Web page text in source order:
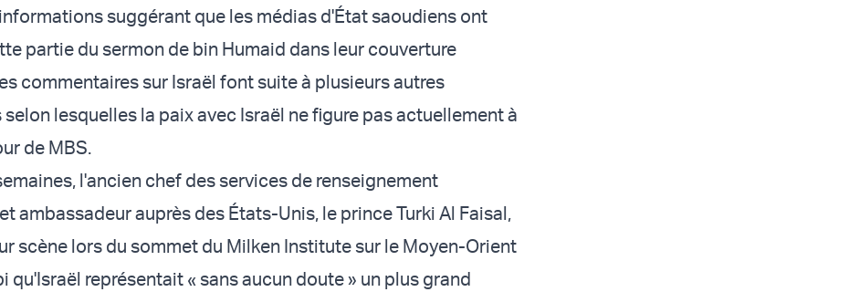
suggérant que les médias d'État saoudiens ont
partie du sermon de bin Humaid dans leur couverture
commentaires sur Israël font suite à plusieurs autres
lesquelles la paix avec Israël ne figure pas actuellement à
de MBS.
l'ancien chef des services de renseignement
ambassadeur auprès des États-Unis, le prince Turki Al Faisal,
scène lors du sommet du Milken Institute sur le Moyen-Orient
qu'Israël représentait « sans aucun doute » un plus grand